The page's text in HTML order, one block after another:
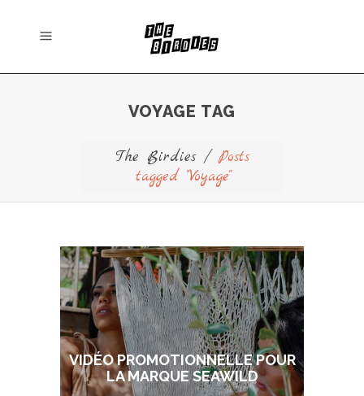
VOYAGE TAG
The Birdies/Posts
tagged "Voyage"
VIDÉO PROMOTIONNELLE POUR
LA MARQUE SEAWILD